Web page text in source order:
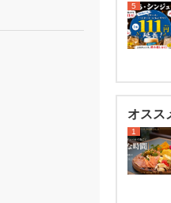
5
オスス
1